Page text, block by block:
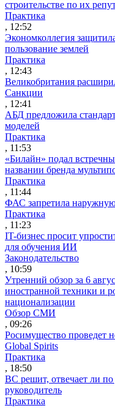
строительстве по их
Практика
, 12:52
Экономколлегия
пользование землей
Практика
, 12:43
Великобритания
Санкции
, 12:41
АБД предложила
моделей
Практика
, 11:53
«Билайн» подал
названии бренда
Практика
, 11:44
ФАС запретила
Практика
, 11:23
IT-бизнес просит
для обучения ИИ
Законодательство
, 10:59
Утренний обзор за 6
иностранной техники и
национализации
Обзор СМИ
, 09:26
Росимущество проведет
Global Spirits
Практика
, 18:50
ВС решит, отвечает ли
руководитель
Практика